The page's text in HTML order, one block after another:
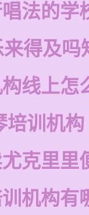
法的学
得及吗
线上怎
培训机构
克里里
机构有